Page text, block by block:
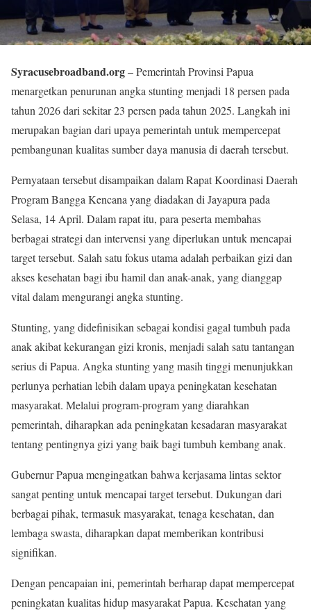
Syracusebroadband.org– Pemerintah Provinsi Papua
menargetkan penurunan angka stunting menjadi 18 persen pada
tahun 2026 dari sekitar 23 persen pada tahun 2025. Langkah ini
merupakan bagian dari upaya pemerintah untuk mempercepat
pembangunan kualitas sumber daya manusia di daerah tersebut.
Pernyataan tersebut disampaikan dalam Rapat Koordinasi Daerah
Program Bangga Kencana yang diadakan di Jayapura pada
Selasa, 14 April. Dalam rapat itu, para peserta membahas
berbagai strategi dan intervensi yang diperlukan untuk mencapai
target tersebut. Salah satu fokus utama adalah perbaikan gizi dan
akses kesehatan bagi ibu hamil dan anak-anak, yang dianggap
vital dalam mengurangi angka stunting.
Stunting, yang didefinisikan sebagai kondisi gagal tumbuh pada
anak akibat kekurangan gizi kronis, menjadi salah satu tantangan
serius di Papua. Angka stunting yang masih tinggi menunjukkan
perlunya perhatian lebih dalam upaya peningkatan kesehatan
masyarakat. Melalui program-program yang diarahkan
pemerintah, diharapkan ada peningkatan kesadaran masyarakat
tentang pentingnya gizi yang baik bagi tumbuh kembang anak.
Gubernur Papua mengingatkan bahwa kerjasama lintas sektor
sangat penting untuk mencapai target tersebut. Dukungan dari
berbagai pihak, termasuk masyarakat, tenaga kesehatan, dan
lembaga swasta, diharapkan dapat memberikan kontribusi
signifikan.
Dengan pencapaian ini, pemerintah berharap dapat mempercepat
peningkatan kualitas hidup masyarakat Papua. Kesehatan yang